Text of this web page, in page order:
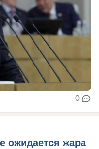
0
ожидается жара